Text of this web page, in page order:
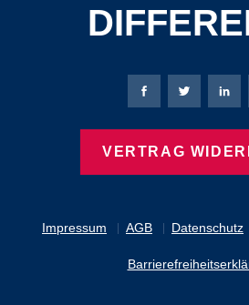
Impressum AGB Datenschutz
Bierbaum-
VERTRAG